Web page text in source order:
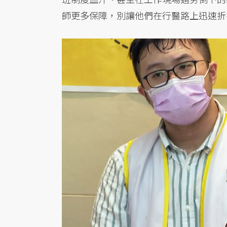
師更多保障，別讓他們在行醫路上迅速